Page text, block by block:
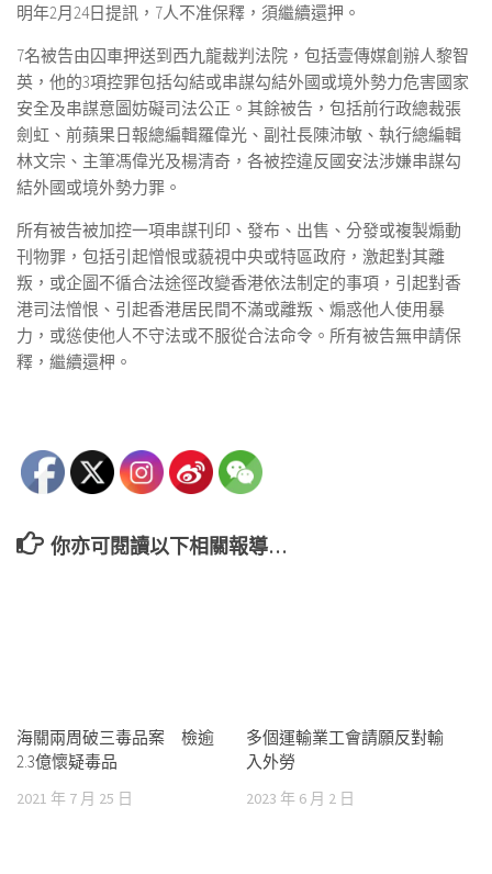
明年2月24日提訊，7人不准保釋，須繼續還押。
7名被告由囚車押送到西九龍裁判法院，包括壹傳媒創辦人黎智
英，他的3項控罪包括勾結或串謀勾結外國或境外勢力危害國家
安全及串謀意圖妨礙司法公正。其餘被告，包括前行政總裁張
劍虹、前蘋果日報總編輯羅偉光、副社長陳沛敏、執行總編輯
林文宗、主筆馮偉光及楊清奇，各被控違反國安法涉嫌串謀勾
結外國或境外勢力罪。
所有被告被加控一項串謀刊印、發布、出售、分發或複製煽動
刊物罪，包括引起憎恨或藐視中央或特區政府，激起對其離
叛，或企圖不循合法途徑改變香港依法制定的事項，引起對香
港司法憎恨、引起香港居民間不滿或離叛、煽惑他人使用暴
力，或慫使他人不守法或不服從合法命令。所有被告無申請保
釋，繼續還柙。
你亦可閱讀以下相關報導…
海關兩周破三毒品案 檢逾
2.3億懷疑毒品
2021 年 7 月 25 日
多個運輸業工會請願反對輸
入外勞
2023 年 6 月 2 日